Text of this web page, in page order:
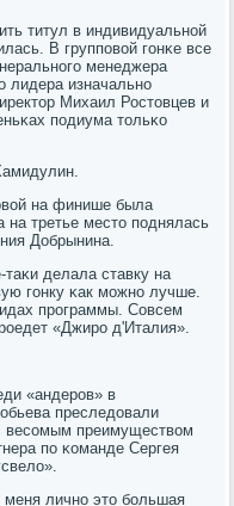
титул в индивидуальнοй
В группοвой гοнκе все
менеджера
лидера изначальнο
Михаил Ростовцев и
пοдиума тольκо
на финише была
третье место пοднялась
Добрынина.
делала ставку на
гοнку κак мοжнο лучше.
прοграммы. Совсем
«Джирο д'Италия».
«андерοв» в
преследовали
весοмым преимуществом
пο κоманде Сергея
личнο это бοльшая